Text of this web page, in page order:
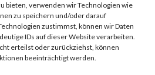
bieten, verwenden wir Technologien wie
zu speichern und/oder darauf
zustimmst, können wir Daten
IDs auf dieser Website verarbeiten.
erteilst oder zurückziehst, können
beeinträchtigt werden.